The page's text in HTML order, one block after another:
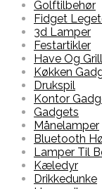
Golftilbehør
Fidget
3d Lamper
Festartikler
Have Og Grill
Køkken
Drukspil
Kontor
Gadgets
Månelamper
Bluetooth
Lamper Til
Kæledyr
Drikkedunke